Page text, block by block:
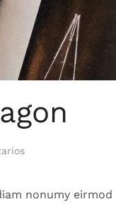
en
nonumy